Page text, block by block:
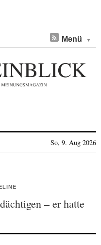
Menü
So, 9. Aug 2026
– er hatte